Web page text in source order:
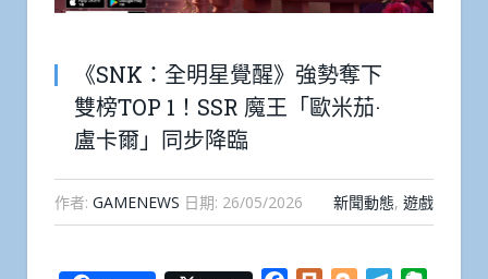
《SNK：全明星覺醒》強勢奪下
雙榜TOP 1！SSR 魔王「歐米茄·
盧卡爾」同步降臨
作者: GAMENEWS 日期: 26/05/2026 新聞動態, 遊戲